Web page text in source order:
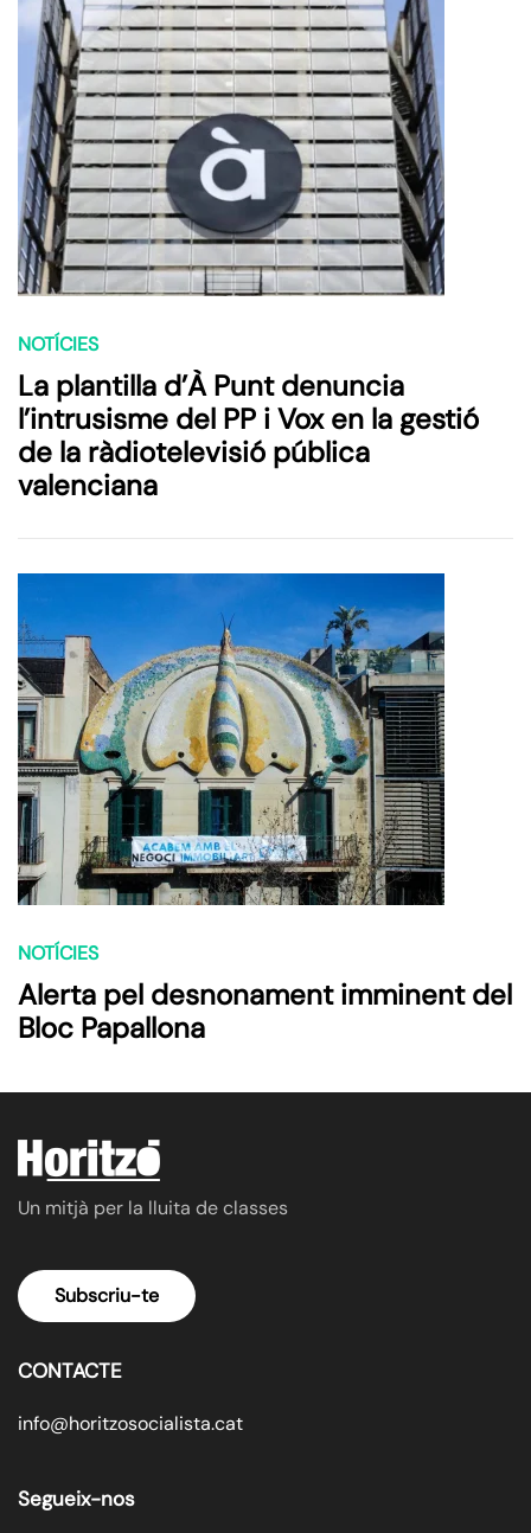
NOTÍCIES
La plantilla d’À Punt denuncia
l’intrusisme del PP i Vox en la gestió
de la ràdiotelevisió pública
valenciana
NOTÍCIES
Alerta pel desnonament imminent del
Bloc Papallona
Un mitjà per la lluita de classes
Subscriu-te
CONTACTE
info@horitzosocialista.cat
Segueix-nos